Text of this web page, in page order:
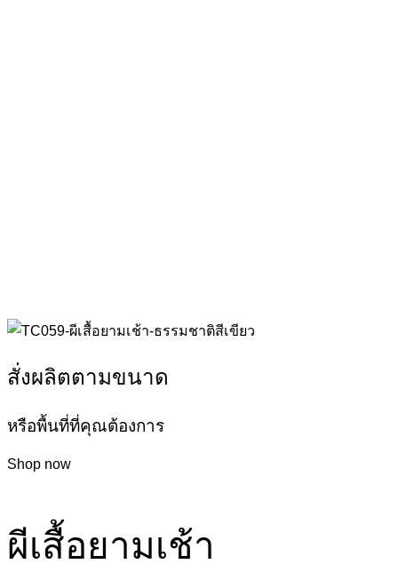
สั่งผลิตตามขนาด
หรือพื้นที่ที่คุณต้องการ
Shop now
ผีเสื้อยามเช้า